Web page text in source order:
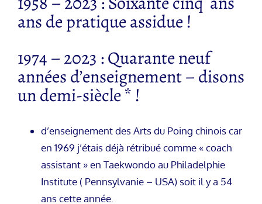
ans de pratique assidue !
1974 – 2023 : Quarante neuf
années d’enseignement – disons
un demi-siècle * !
d’enseignement des Arts du Poing chinois car
en 1969 j’étais déjà rétribué comme « coach
assistant » en Taekwondo au Philadelphie
Institute ( Pennsylvanie – USA) soit il y a 54
ans cette année.